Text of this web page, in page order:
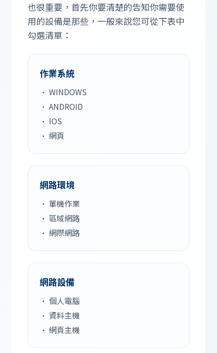
也很重要，首先你要清楚的告知你需要使
用的設備是那些，一般來說您可從下表中
勾選清單：
作業系統
• WINDOWS
• ANDROID
• IOS
• 網頁
網路環境
• 單機作業
• 區域網路
• 網際網路
網路設備
• 個人電腦
• 資料主機
• 網頁主機